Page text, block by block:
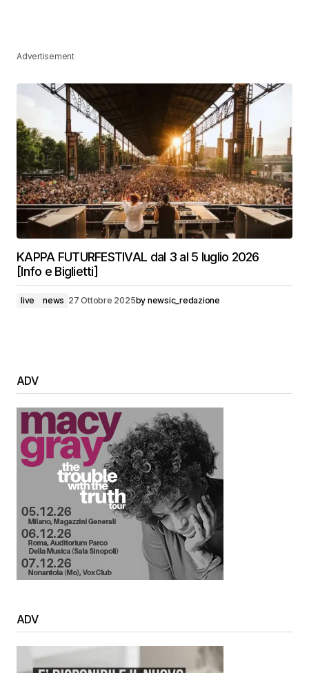
Advertisement
KAPPA FUTURFESTIVAL dal 3 al 5 luglio 2026
[Info e Biglietti]
live news 27 Ottobre 2025by newsic_redazione
ADV
ADV